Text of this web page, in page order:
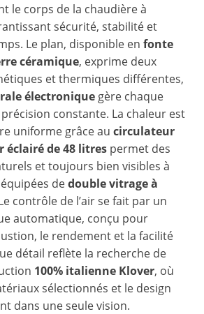
le corps de la chaudière à
sécurité, stabilité et
Le plan, disponible en fonte
céramique, exprime deux
et thermiques différentes,
électronique gère chaque
constante. La chaleur est
uniforme grâce au circulateur
éclairé de 48 litres permet des
et toujours bien visibles à
dedouble vitrage à
contrôle de l’air se fait par un
automatique, conçu pour
le rendement et la facilité
détail reflète la recherche de
100% italienne Klover, où
sélectionnés et le design
dans une seule vision.